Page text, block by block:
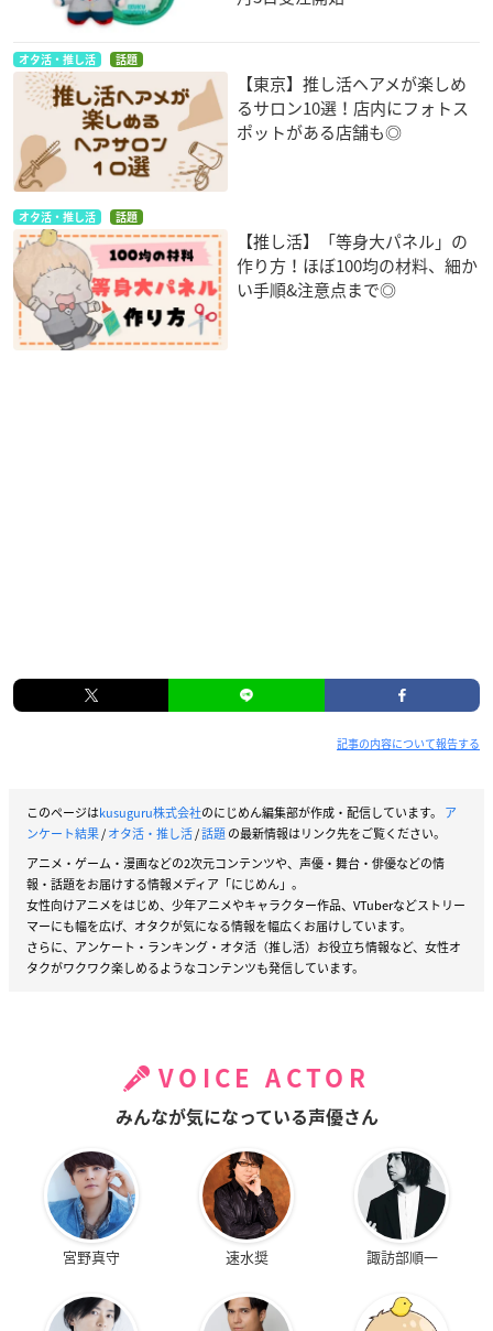
オタ活・推し活 話題
【東京】推し活ヘアメが楽しめ
るサロン10選！店内にフォトス
ポットがある店舗も◎
オタ活・推し活 話題
【推し活】「等身大パネル」の
作り方！ほぼ100均の材料、細か
い手順&注意点まで◎
記事の内容について報告する
このページはkusuguru株式会社のにじめん編集部が作成・配信しています。 ア
ンケート結果/オタ活・推し活/話題の最新情報はリンク先をご覧ください。
アニメ・ゲーム・漫画などの2次元コンテンツや、声優・舞台・俳優などの情
報・話題をお届けする情報メディア「にじめん」。
女性向けアニメをはじめ、少年アニメやキャラクター作品、VTuberなどストリー
マーにも幅を広げ、オタクが気になる情報を幅広くお届けしています。
さらに、アンケート・ランキング・オタ活（推し活）お役立ち情報など、女性オ
タクがワクワク楽しめるようなコンテンツも発信しています。
VOICE ACTOR
みんなが気になっている声優さん
宮野真守 速水奨 諏訪部順一